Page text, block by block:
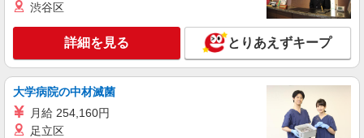
キープ 詳細を見る
アルバイト パート
ケンタッキーフライドチキン 広尾店
カウンター・キッチンスタッフ ＜優先募集日
渋谷区
詳細を見る とりあえずキープ
大学病院の中材滅菌
月給 254,160円
足立区